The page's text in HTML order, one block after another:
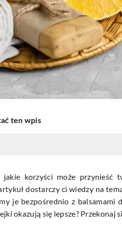
ten wpis
jakie korzyści może przynieść
dostarczy ci wiedzy na
je bezpośrednio z balsamami
okazują się lepsze? Przekonaj